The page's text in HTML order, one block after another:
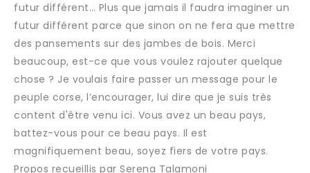
futur différent… Plus que jamais il faudra imaginer un
futur différent parce que sinon on ne fera que mettre
des pansements sur des jambes de bois. Merci
beaucoup, est-ce que vous voulez rajouter quelque
chose ? Je voulais faire passer un message pour le
peuple corse, l’encourager, lui dire que je suis très
content d'être venu ici. Vous avez un beau pays,
battez-vous pour ce beau pays. Il est
magnifiquement beau, soyez fiers de votre pays.
Propos recueillis par Serena Talamoni